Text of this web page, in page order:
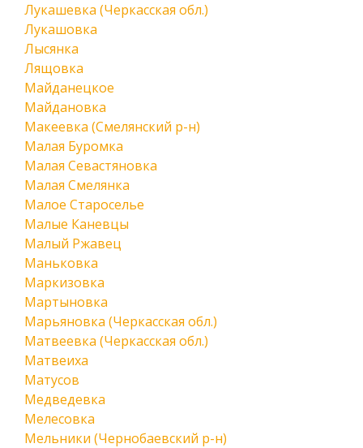
Лукашевка (Черкасская обл.)
Лукашовка
Лысянка
Лящовка
Майданецкое
Майдановка
Макеевка (Смелянский р-н)
Малая Буромка
Малая Севастяновка
Малая Смелянка
Малое Староселье
Малые Каневцы
Малый Ржавец
Маньковка
Маркизовка
Мартыновка
Марьяновка (Черкасская обл.)
Матвеевка (Черкасская обл.)
Матвеиха
Матусов
Медведевка
Мелесовка
Мельники (Чернобаевский р-н)